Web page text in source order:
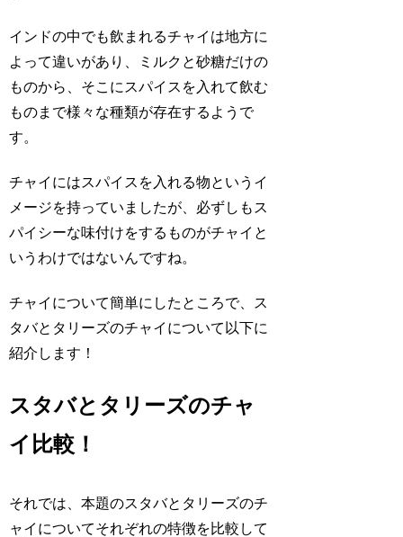
インドの中でも飲まれるチャイは地方に
よって違いがあり、ミルクと砂糖だけの
ものから、そこにスパイスを入れて飲む
ものまで様々な種類が存在するようで
す。
チャイにはスパイスを入れる物というイ
メージを持っていましたが、必ずしもス
パイシーな味付けをするものがチャイと
いうわけではないんですね。
チャイについて簡単にしたところで、ス
タバとタリーズのチャイについて以下に
紹介します！
スタバとタリーズのチャ
イ比較！
それでは、本題のスタバとタリーズのチ
ャイについてそれぞれの特徴を比較して